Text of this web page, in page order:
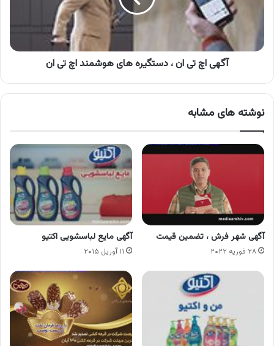
دستگیره
اچ
آگهی اچ تی ان ، دستگیره های هوشمند اچ تی ان
نوشته های مشابه
آگهی شهر فرش ، تضمین قیمت
۲۸ فوریه ۲۰۲۲
آگهی مایع لباسشویی اکتیو
۱۱ آوریل ۲۰۱۵